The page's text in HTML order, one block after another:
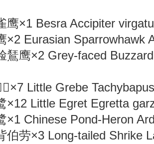
鹰×1 Besra Accipiter
×2 Eurasian Sparrowhawk
鵟鹰×2 Grey-faced
Little Grebe
×12 Little Egret Egretta
×1 Chinese Pond-Heron
伯劳×3 Long-tailed Shrike